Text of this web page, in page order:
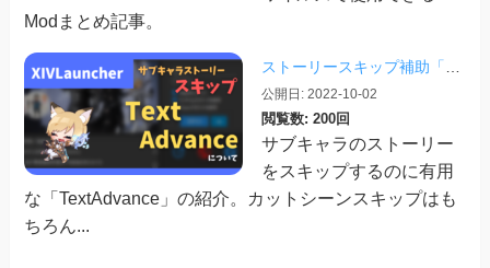
Modまとめ記事。
公開日: 2022-10-02
閲覧数: 200回
サブキャラのストーリー
をスキップするのに有用
な「TextAdvance」の紹介。カットシーンスキップはも
ちろん...